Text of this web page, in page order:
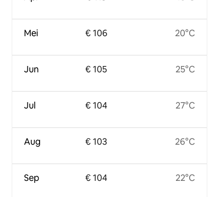
Mei
Jun
Jul
Aug
Sep
€ 106
€ 105
€ 104
€ 103
€ 104
20°C
25°C
27°C
26°C
22°C